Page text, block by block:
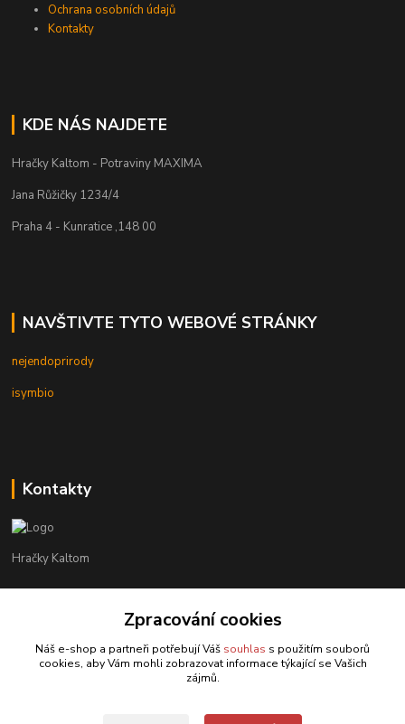
Ochrana osobních údajů
Kontakty
KDE NÁS NAJDETE
Hračky Kaltom - Potraviny MAXIMA
Jana Růžičky 1234/4
Praha 4 - Kunratice ,148 00
NAVŠTIVTE TYTO WEBOVÉ STRÁNKY
nejendoprirody
isymbio
Kontakty
Hračky Kaltom
+420 777 538 008
hrackykaltom@gmail.com
Zpracování cookies
Náš e-shop a partneři potřebují Váš souhlas s použitím souborů
cookies, aby Vám mohli zobrazovat informace týkající se Vašich
zájmů.